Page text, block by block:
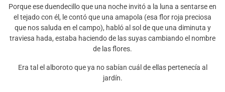
Porque ese duendecillo que una noche invitó a la luna a sentarse en
el tejado con él, le contó que una amapola (esa flor roja preciosa
que nos saluda en el campo), habló al sol de que una diminuta y
traviesa hada, estaba haciendo de las suyas cambiando el nombre
de las flores.
Era tal el alboroto que ya no sabían cuál de ellas pertenecía al
jardín.